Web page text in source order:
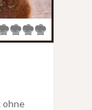
ohne